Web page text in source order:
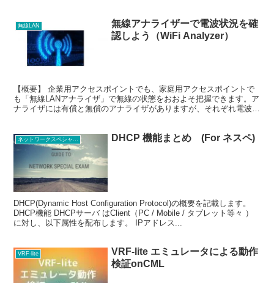
無線LAN
無線アナライザーで電波状況を確
認しよう（WiFi Analyzer）
【概要】 企業用アクセスポイントでも、家庭用アクセスポイントで
も「無線LANアナライザ」で無線の状態をおおよそ把握できます。ア
ナライザには有償と無償のアナライザがありますが、それぞれ電波受
ネットワークスペシャリスト試験 DHCP 機能まとめ (For ネスペ)
DHCP(Dynamic Host Configuration Protocol)の概要を記載します。
DHCP機能 DHCPサーバ はClient（PC / Mobile / タブレット等々 ）
に対し、以下属性を配布します。 IPアドレス...
VRF-lite
VRF-lite エミュレータによる動作
検証onCML